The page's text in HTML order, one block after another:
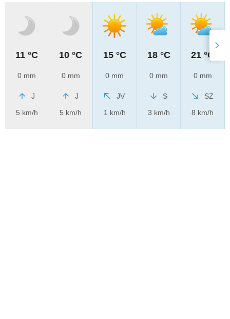
11 °C
0 mm
J
5 km/h
10 °C
0 mm
J
5 km/h
15 °C
0 mm
JV
1 km/h
18 °C
0 mm
S
3 km/h
21 °C
0 mm
SZ
8 km/h